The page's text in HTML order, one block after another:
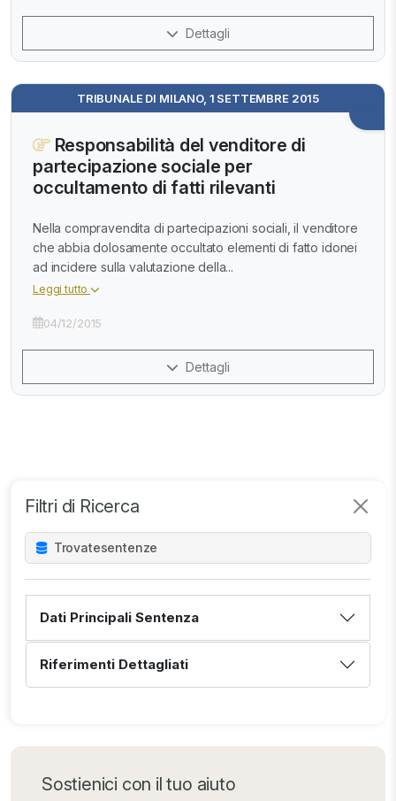
Filtri di Ricerca
Trovatesentenze
Dati Principali Sentenza
Riferimenti Dettagliati
Sostienici con il tuo aiuto
Dettagli
TRIBUNALE DI MILANO, 1 SETTEMBRE 2015
Responsabilità del venditore di
partecipazione sociale per
occultamento di fatti rilevanti
Nella compravendita di partecipazioni sociali, il venditore
che abbia dolosamente occultato elementi di fatto idonei
ad incidere sulla valutazione della...
Leggi tutto
04/12/2015
Dettagli